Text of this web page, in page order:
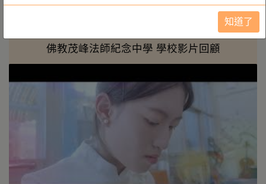
中學解構軟實力（HK01 2026-07-07）
2026-07-09 HKtag到茂峰法師紀念中學辦教師講座 講解新型網
2026-06-30 ✨BMFMC Secondary 2 English Demo Lesson
(Student Performance Excerpt): Building a Fictional World 茂峰
2026-06-22 我校同學 由2025年6月1日至2026年5月31日，共獲
超過 616 項國際、全國、大灣區及全港獎項 (共1334人次獲獎，
2026-06-16 法團校董會家長校董選舉結果
佛教茂峰法師紀念中學 學校影片回顧
知道了